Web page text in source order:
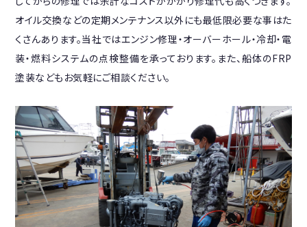
オイル交換などの定期メンテナンス以外にも最低限必要な事はた
くさんあります。当社ではエンジン修理・オーバーホール・冷却・電
装・燃料システムの点検整備を承っております。また、船体のFRP
塗装などもお気軽にご相談ください。